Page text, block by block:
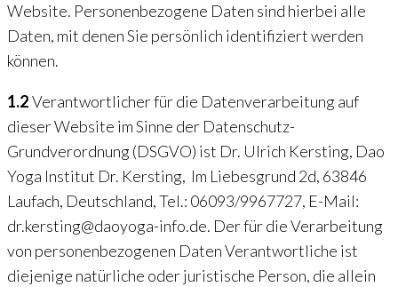
Website. Personenbezogene Daten sind hierbei alle
Daten, mit denen Sie persönlich identifiziert werden
können.
1.2Verantwortlicher für die Datenverarbeitung auf
dieser Website im Sinne der Datenschutz-
Grundverordnung (DSGVO) ist Dr. Ulrich Kersting, Dao
Yoga Institut Dr. Kersting, Im Liebesgrund 2d, 63846
Laufach, Deutschland, Tel.: 06093/9967727, E-Mail:
dr.kersting@daoyoga-info.de. Der für die Verarbeitung
von personenbezogenen Daten Verantwortliche ist
diejenige natürliche oder juristische Person, die allein